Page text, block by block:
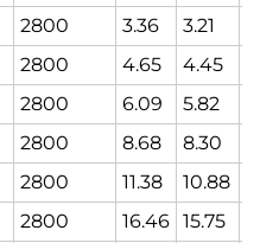
2800 3.36 3.21
2800 4.65 4.45
2800 6.09 5.82
2800 8.68 8.30
2800 11.38 10.88
2800 16.46 15.75